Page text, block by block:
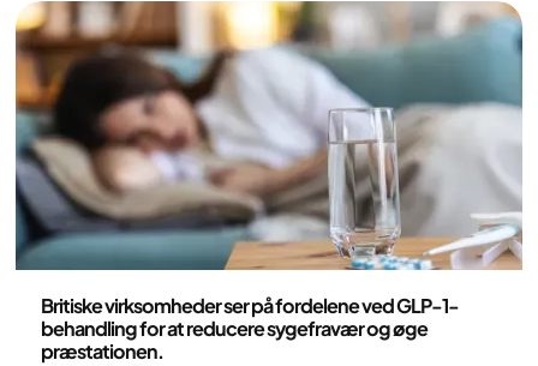
tilgængelige.
Britiske virksomheder ser på fordelene ved GLP-1-
behandling for at reducere sygefravær og øge
præstationen.